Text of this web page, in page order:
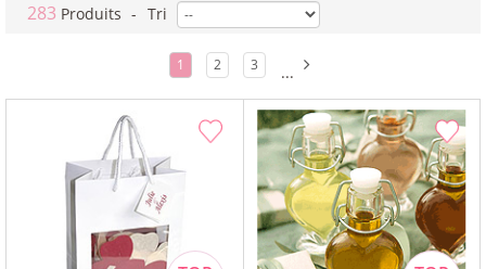
283 Produits - Tri
1 2 3 ...